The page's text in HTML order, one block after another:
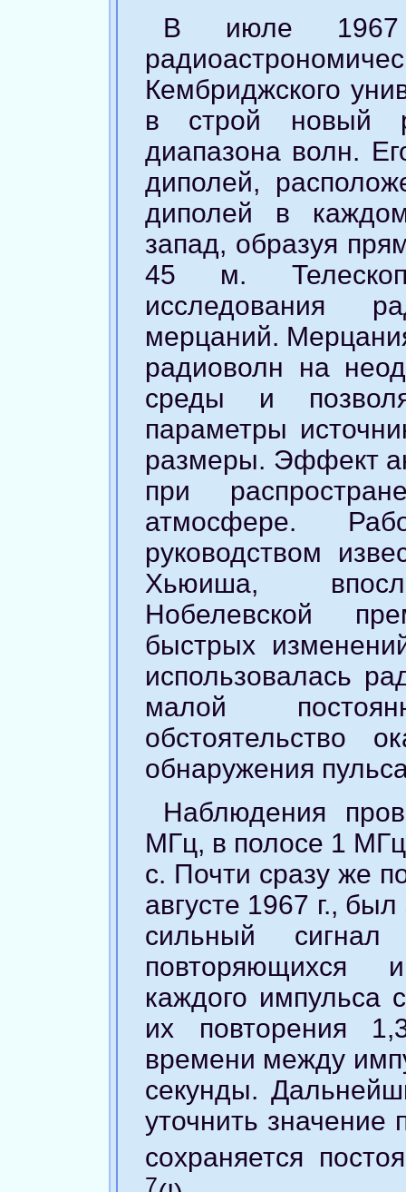
В июле 1967
Кембриджского
в строй новый
диапазона волн.
диполей,
диполей в
запад, образуя
45 м. Телескоп
исследования
мерцаний.
радиоволн на
среды и
параметры
размеры. Эффект
при
атмосфере.
руководством
Хьюиша,
Нобелевской
быстрых
использовалась
малой
обстоятельство
обнаружения
Наблюдения
МГц, в полосе 1
с. Почти сразу же
августе 1967 г.,
сильный
повторяющихся
каждого импульса
их повторения
времени между
секунды.
уточнить значение
сохраняется
7